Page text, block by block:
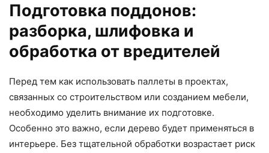
Подготовка поддонов:
разборка, шлифовка и
обработка от вредителей
Перед тем как использовать паллеты в проектах,
связанных со строительством или созданием мебели,
необходимо уделить внимание их подготовке.
Особенно это важно, если дерево будет применяться в
интерьере. Без тщательной обработки возрастает риск